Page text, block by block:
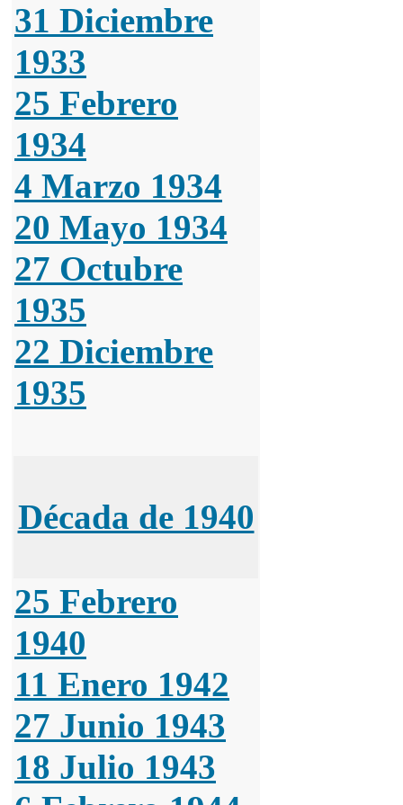
31 Diciembre
1933
25 Febrero
1934
4 Marzo 1934
20 Mayo 1934
27 Octubre
1935
22 Diciembre
1935
Década de 1940
25 Febrero
1940
11 Enero 1942
27 Junio 1943
18 Julio 1943